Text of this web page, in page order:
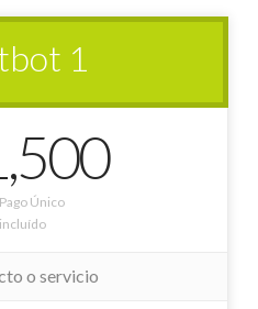
1
Único
o servicio